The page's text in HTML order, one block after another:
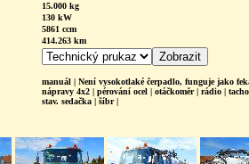
15.000 kg
130 kW
5861 ccm
414.263 km
manuál | Není vysokotlaké čerpadlo, funguje jako
nápravy 4x2 | pérování ocel | otáčkoměr | rádio |
stav. sedačka | šíbr |